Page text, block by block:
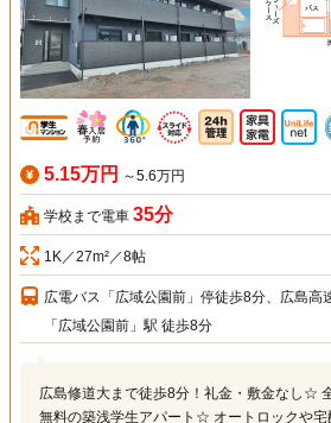
5.15万円 ～5.6万円
学校まで電車 35分
1K／27m²／8帖
広電バス「広域公園前」停徒歩8分、広島高
「広域公園前」駅 徒歩8分
広島修道大まで徒歩8分！礼金・敷金なし☆
無料の築浅学生アパート☆ オートロックや宅